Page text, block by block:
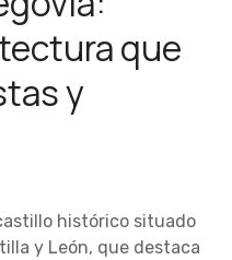
que
y
histórico situado
y León, que destaca